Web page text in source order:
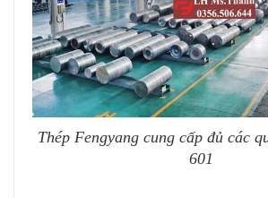
Thép Fengyang cung cấp đủ các
601